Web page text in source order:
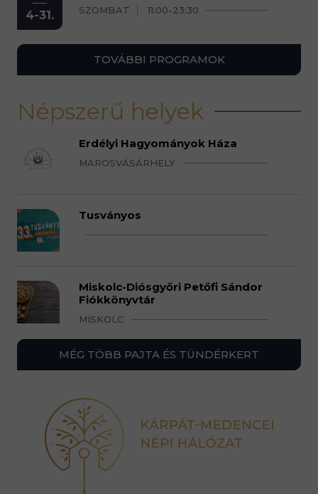
4-31. SZOMBAT 11:00-23:30
TOVÁBBI PROGRAMOK
Népszerű helyek
Erdélyi Hagyományok Háza
MAROSVÁSÁRHELY
Tusványos
Miskolc-Diósgyőri Petőfi Sándor
Fiókkönyvtár
MISKOLC
MÉG TÖBB PAJTA ÉS TÜNDÉRKERT